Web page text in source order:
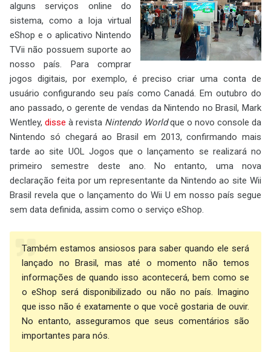
alguns serviços online do
sistema, como a loja virtual
eShop e o aplicativo Nintendo
TVii não possuem suporte ao
nosso país. Para comprar
jogos digitais, por exemplo, é preciso criar uma conta de
usuário configurando seu país como Canadá. Em outubro do
ano passado, o gerente de vendas da Nintendo no Brasil, Mark
Wentley, disse à revista Nintendo Worldque o novo console da
Nintendo só chegará ao Brasil em 2013, confirmando mais
tarde ao site UOL Jogos que o lançamento se realizará no
primeiro semestre deste ano. No entanto, uma nova
declaração feita por um representante da Nintendo ao site Wii
Brasil revela que o lançamento do Wii U em nosso país segue
sem data definida, assim como o serviço eShop.
Também estamos ansiosos para saber quando ele será
lançado no Brasil, mas até o momento não temos
informações de quando isso acontecerá, bem como se
o eShop será disponibilizado ou não no país. Imagino
que isso não é exatamente o que você gostaria de ouvir.
No entanto, asseguramos que seus comentários são
importantes para nós.